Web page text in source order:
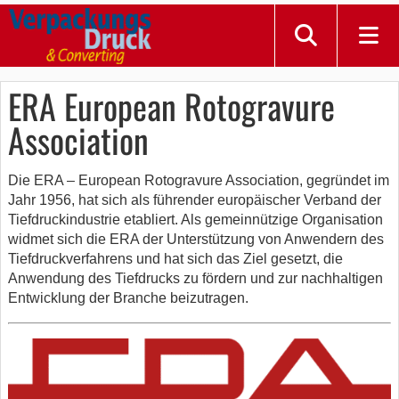
ERA European Rotogravure
Association
Die ERA – European Rotogravure Association, gegründet im
Jahr 1956, hat sich als führender europäischer Verband der
Tiefdruckindustrie etabliert. Als gemeinnützige Organisation
widmet sich die ERA der Unterstützung von Anwendern des
Tiefdruckverfahrens und hat sich das Ziel gesetzt, die
Anwendung des Tiefdrucks zu fördern und zur nachhaltigen
Entwicklung der Branche beizutragen.